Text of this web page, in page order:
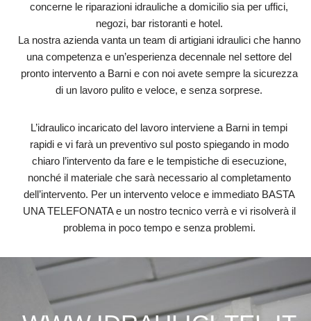
concerne le riparazioni idrauliche a domicilio sia per uffici,
negozi, bar ristoranti e hotel.
La nostra azienda vanta un team di artigiani idraulici che hanno
una competenza e un’esperienza decennale nel settore del
pronto intervento a Barni e con noi avete sempre la sicurezza
di un lavoro pulito e veloce, e senza sorprese.
L’idraulico incaricato del lavoro interviene a Barni in tempi
rapidi e vi farà un preventivo sul posto spiegando in modo
chiaro l’intervento da fare e le tempistiche di esecuzione,
nonché il materiale che sarà necessario al completamento
dell’intervento. Per un intervento veloce e immediato BASTA
UNA TELEFONATA e un nostro tecnico verrà e vi risolverà il
problema in poco tempo e senza problemi.